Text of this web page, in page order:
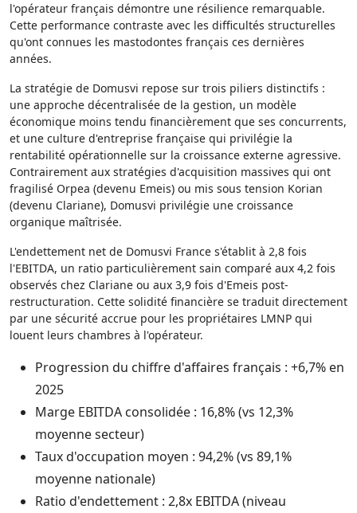
l'opérateur français démontre une résilience remarquable.
Cette performance contraste avec les difficultés structurelles
qu'ont connues les mastodontes français ces dernières
années.
La stratégie de Domusvi repose sur trois piliers distinctifs :
une approche décentralisée de la gestion, un modèle
économique moins tendu financièrement que ses concurrents,
et une culture d'entreprise française qui privilégie la
rentabilité opérationnelle sur la croissance externe agressive.
Contrairement aux stratégies d'acquisition massives qui ont
fragilisé Orpea (devenu Emeis) ou mis sous tension Korian
(devenu Clariane), Domusvi privilégie une croissance
organique maîtrisée.
L'endettement net de Domusvi France s'établit à 2,8 fois
l'EBITDA, un ratio particulièrement sain comparé aux 4,2 fois
observés chez Clariane ou aux 3,9 fois d'Emeis post-
restructuration. Cette solidité financière se traduit directement
par une sécurité accrue pour les propriétaires LMNP qui
louent leurs chambres à l'opérateur.
Progression du chiffre d'affaires français : +6,7% en
2025
Marge EBITDA consolidée : 16,8% (vs 12,3%
moyenne secteur)
Taux d'occupation moyen : 94,2% (vs 89,1%
moyenne nationale)
Ratio d'endettement : 2,8x EBITDA (niveau